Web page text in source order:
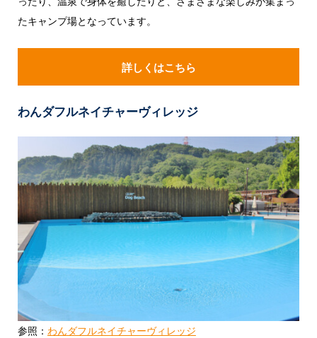
たキャンプ場となっています。
詳しくはこちら
わんダフルネイチャーヴィレッジ
参照： わんダフルネイチャーヴィレッジ